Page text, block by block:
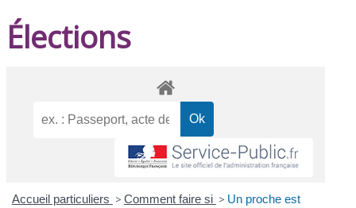
Élections
Accueil particuliers > Comment faire si > Un proche est